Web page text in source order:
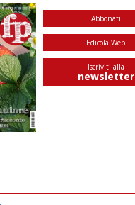
Abbonati
Edicola Web
Iscriviti alla
newsletter